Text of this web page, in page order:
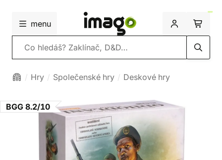
menu
Vyhledávání
Hry Společenské hry Deskové hry
BGG 8.2/10